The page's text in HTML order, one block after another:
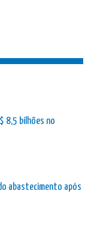
8,5 bilhões no
abastecimento após